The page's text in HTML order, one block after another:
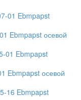
Ebmpapst осевой
Ebmpapst осевой